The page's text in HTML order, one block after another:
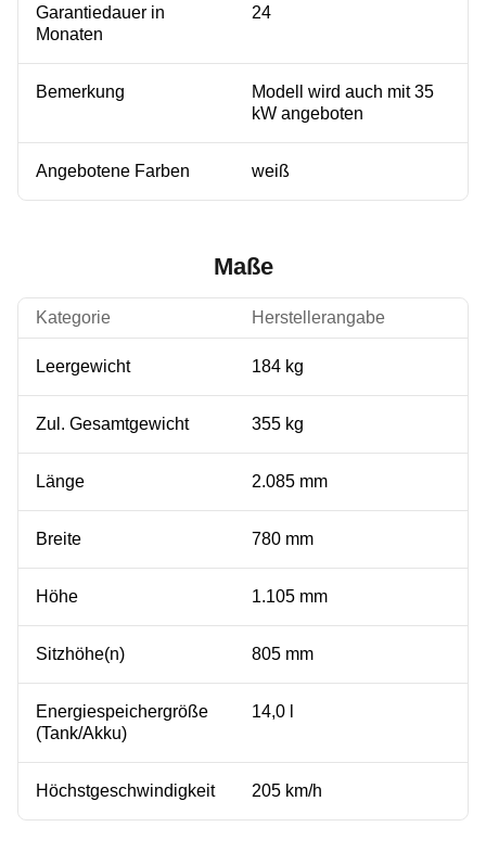
Garantiedauer in
Monaten
24
Bemerkung
Modell wird auch mit 35
kW angeboten
Angebotene Farben weiß
Maße
Kategorie Herstellerangabe
Leergewicht 184 kg
Zul. Gesamtgewicht 355 kg
Länge 2.085 mm
Breite 780 mm
Höhe 1.105 mm
Sitzhöhe(n) 805 mm
Energiespeichergröße
(Tank/Akku)
14,0 l
Höchstgeschwindigkeit 205 km/h